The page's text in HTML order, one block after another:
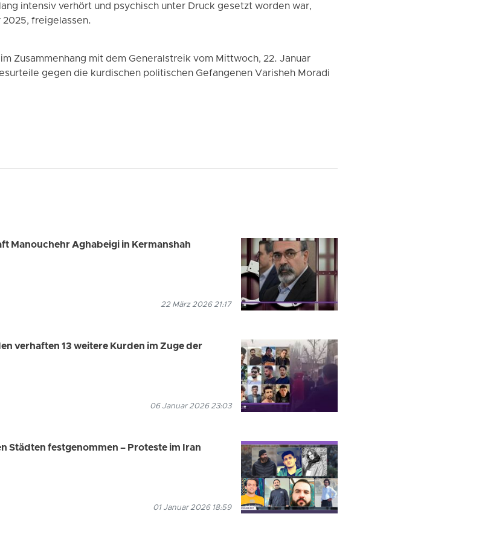
intensiv verhört und psychisch unter Druck gesetzt worden war,
2025, freigelassen.
Zusammenhang mit dem Generalstreik vom Mittwoch, 22. Januar
gegen die kurdischen politischen Gefangenen Varisheh Moradi
Manouchehr Aghabeigi in Kermanshah
22 März 2026 21:17
verhaften 13 weitere Kurden im Zuge der
06 Januar 2026 23:03
Städten festgenommen – Proteste im Iran
01 Januar 2026 18:59